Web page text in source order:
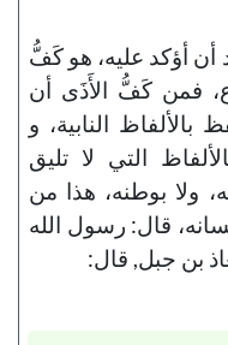
أن أؤكد عليه، هو كَفُّ
فمن كَفُّ الأَذَى أن
النابية، و
التي لا تليق
ولا بوطنه، هذا من
قال: رسول الله
بن جبل, قال: